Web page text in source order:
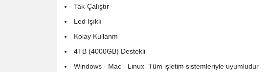
Tak-Çalıştır
Led Işıklı
Kolay Kullanm
4TB (4000GB) Destekli
Windows - Mac - Linux Tüm işletim sistemleriyle uyumludur